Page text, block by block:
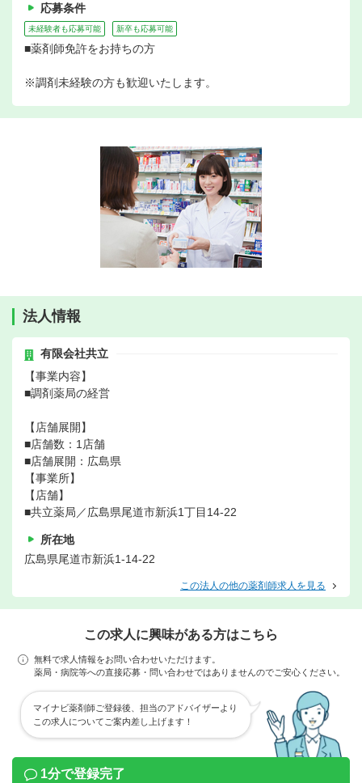
応募条件
未経験者も応募可能 新卒も応募可能
■薬剤師免許をお持ちの方
※調剤未経験の方も歓迎いたします。
法人情報
有限会社共立
【事業内容】
■調剤薬局の経営
【店舗展開】
■店舗数：1店舗
■店舗展開：広島県
【事業所】
【店舗】
■共立薬局／広島県尾道市新浜1丁目14-22
所在地
広島県尾道市新浜1‐14-22
この法人の他の薬剤師求人を見る
この求人に興味がある方はこちら
無料で求人情報をお問い合わせいただけます。
薬局・病院等への直接応募・問い合わせではありませんのでご安心ください。
マイナビ薬剤師ご登録後、担当のアドバイザーより
この求人についてご案内差し上げます！
1分で登録完了